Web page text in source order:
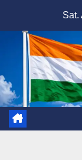
content
Sat.